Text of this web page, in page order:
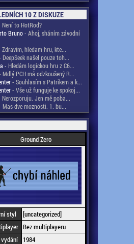
10 Z DISKUZE
Není to HotRod?
Bruno- Ahoj, sháním závodní
Zdravim, hledam hru, kte...
DeepSeek našel pouze toh...
- Hledám logickou hru z C6...
Mdlý PCH má odzkoušený R...
- Souhlasím s Patrikem a k...
- Vše už funguje ke spokoj...
Nerozporuju. Jen mě poba...
Mas dve moznosti. 1. bu...
Ground Zero
styl
[uncategorized]
Bez multiplayeru
vydání
1984